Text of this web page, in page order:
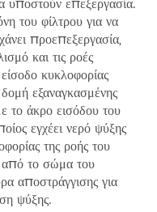
υποστούν επεξεργασία.
του φίλτρου για να
προεπεξεργασία,
και τις ροές
κυκλοφορίας
εξαναγκασμένης
το άκρο εισόδου του
εγχέει νερό ψύξης
της ροής του
από το σώμα του
αποστράγγισης για
ψύξης.